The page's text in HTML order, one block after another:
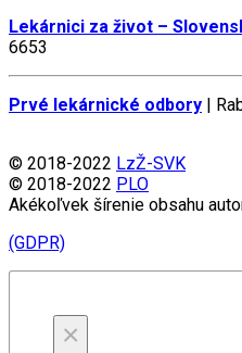
Lekárnici za život –
6653
Prvé lekárnické odbory |
© 2018-2022 LzŽ-SVK
© 2018-2022 PLO
Akékoľvek šírenie obsahu
(GDPR)
×